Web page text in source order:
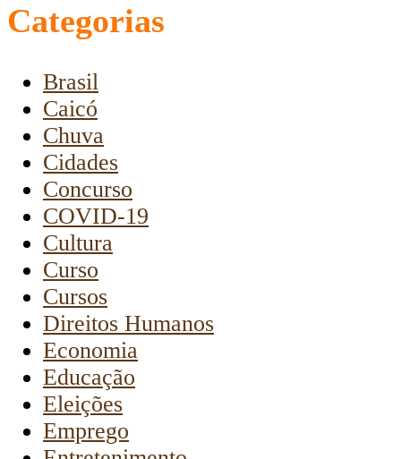
Categorias
Brasil
Caicó
Chuva
Cidades
Concurso
COVID-19
Cultura
Curso
Cursos
Direitos Humanos
Economia
Educação
Eleições
Emprego